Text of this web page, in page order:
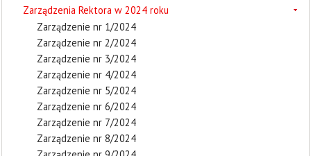
Zarządzenia Rektora w 2024 roku
Zarządzenie nr 1/2024
Zarządzenie nr 2/2024
Zarządzenie nr 3/2024
Zarządzenie nr 4/2024
Zarządzenie nr 5/2024
Zarządzenie nr 6/2024
Zarządzenie nr 7/2024
Zarządzenie nr 8/2024